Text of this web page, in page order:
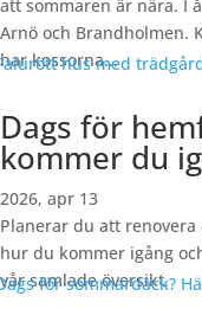
att sommaren är nära. I
Arnö och Brandholmen.
har kossorna...
Dags för
kommer du
2026, apr 13
Planerar du att renovera
hur du kommer igång
vår samlade översikt.